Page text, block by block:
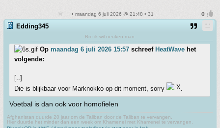
• maandag 6 juli 2026 @ 21:48 • 31
Edding345
Bro ik wil neuken man
Op maandag 6 juli 2026 15:57 schreef HeatWave het
volgende:
[..]
Die is blijkbaar voor Marknokko op dit moment, sorry
.
Voetbal is dan ook voor homofielen
Afghanistan duurde 20 jaar om de Taliban door de Taliban te vervangen.
Hier duurde het minder dan een week om Khamenei met Khamenei te vervangen.